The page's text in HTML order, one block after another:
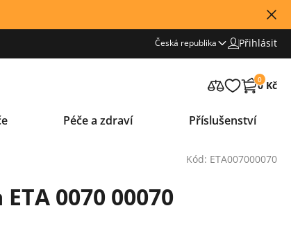
Česká republika Přihlásit
0
0 Kč
Péče a zdraví Příslušenství
Kód: ETA007000070
0070 00070